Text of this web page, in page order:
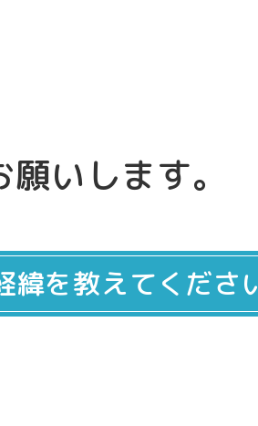
いします。
緯を教えてくださ